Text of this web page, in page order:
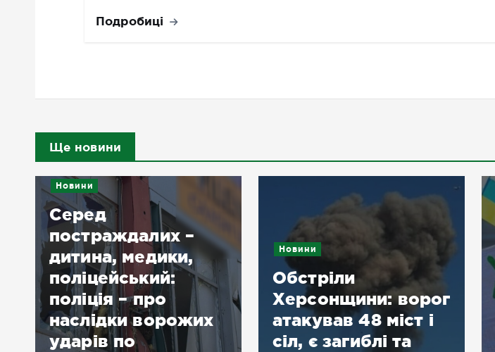
Подробиці
Ще новини
Новини
Серед
постраждалих –
дитина, медики,
поліцейський:
поліція – про
наслідки ворожих
ударів по
Новини
Обстріли
Херсонщини: ворог
атакував 48 міст і
сіл, є загиблі та